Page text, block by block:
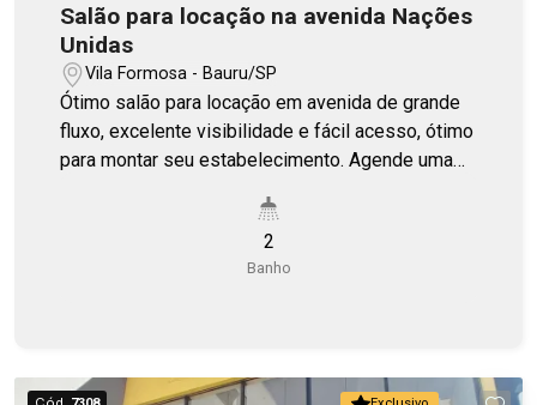
Salão para locação na avenida Nações
Unidas
Vila Formosa - Bauru/SP
Ótimo salão para locação em avenida de grande
fluxo, excelente visibilidade e fácil acesso, ótimo
para montar seu estabelecimento. Agende uma
2
Banho